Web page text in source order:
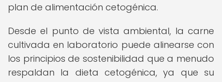
plan de alimentación cetogénica.
Desde el punto de vista ambiental, la carne
cultivada en laboratorio puede alinearse con
los principios de sostenibilidad que a menudo
respaldan la dieta cetogénica, ya que su